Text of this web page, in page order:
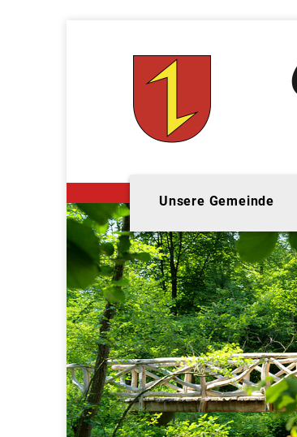
Unsere Gemeinde